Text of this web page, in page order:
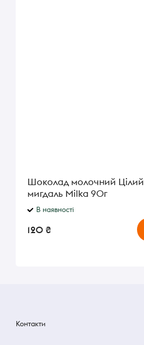
Шоколад молочний Цілий
мигдаль Milka 90г
В наявності
120 ₴
Контакти